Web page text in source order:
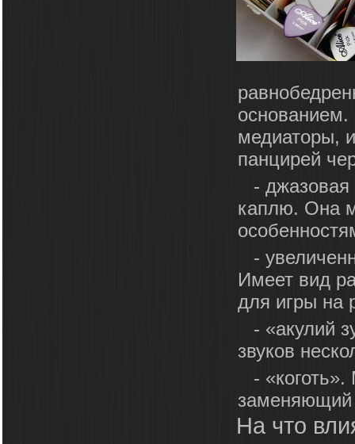
медиаторы,
панцирей
-
каплю. Она
-
Имеет вид
для игры на
- «акулий
звуков
-
заменяющий
На что